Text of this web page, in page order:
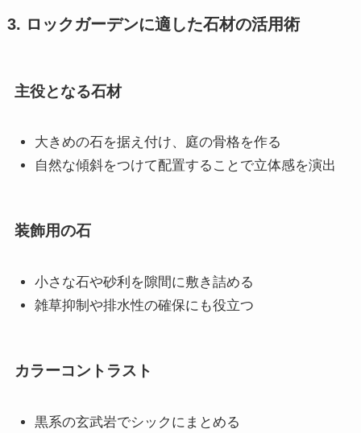
3. ロックガーデンに適した石材の活用術
主役となる石材
大きめの石を据え付け、庭の骨格を作る
自然な傾斜をつけて配置することで立体感を演出
装飾用の石
小さな石や砂利を隙間に敷き詰める
雑草抑制や排水性の確保にも役立つ
カラーコントラスト
黒系の玄武岩でシックにまとめる